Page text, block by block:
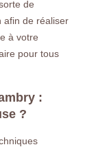
de
afin de réaliser
à votre
pour tous
:
?